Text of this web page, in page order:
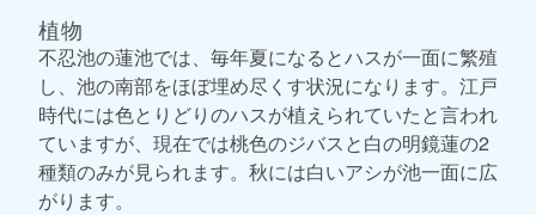
植物
不忍池の蓮池では、毎年夏になるとハスが一面に繁殖
し、池の南部をほぼ埋め尽くす状況になります。江戸
時代には色とりどりのハスが植えられていたと言われ
ていますが、現在では桃色のジバスと白の明鏡蓮の2
種類のみが見られます。秋には白いアシが池一面に広
がります。